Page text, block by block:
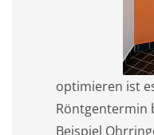
optimieren ist
Röntgentermin
Beispiel